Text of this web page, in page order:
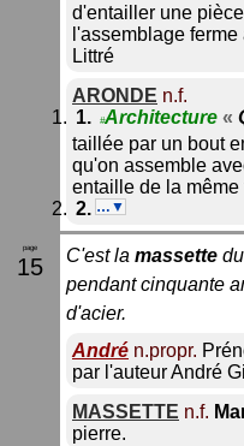
d'entailler une
l'assemblage
Littré
ARONDE n.f.
#Architecture «
taillée par un bout
qu'on assemble
entaille de la même
…▼
15 C'est la massette
pendant cinquante
d'acier.
André n.propr.
par l'auteur André
MASSETTE n.f.
pierre.